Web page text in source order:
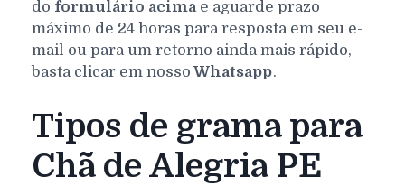
do formulário acima e aguarde prazo
máximo de 24 horas para resposta em seu e-
mail ou para um retorno ainda mais rápido,
basta clicar em nosso Whatsapp.
Tipos de grama para
Chã de Alegria PE